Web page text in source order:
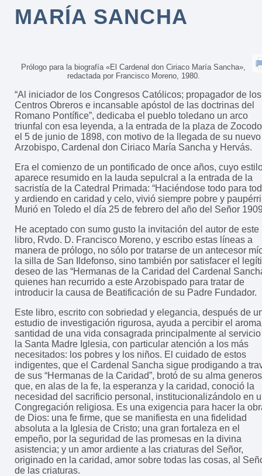
MARÍA SANCHA
Prólogo para la biografía «El Cardenal don Ciriaco María Sancha»,
redactada por Francisco Moreno, 1980.
“Al iniciador de los Congresos Católicos; propagador de los
Centros Obreros e incansable apóstol de las doctrinas del
Romano Pontífice”, dedicaba el pueblo toledano un arco
triunfal con esa leyenda, a la entrada de la plaza de
el 5 de junio de 1898, con motivo de la llegada de su nuevo
Arzobispo, Cardenal don Ciriaco María Sancha y Hervás.
Era el comienzo de un pontificado de once años, cuyo
aparece resumido en la lauda sepulcral a la entrada de la
sacristía de la Catedral Primada: “Haciéndose todo para
y ardiendo en caridad y celo, vivió siempre pobre y
Murió en Toledo el día 25 de febrero del año del Señor
He aceptado con sumo gusto la invitación del autor de este
libro, Rvdo. D. Francisco Moreno, y escribo estas líneas a
manera de prólogo, no sólo por tratarse de un antecesor
la silla de San Ildefonso, sino también por satisfacer el
deseo de las “Hermanas de la Caridad del Cardenal
quienes han recurrido a este Arzobispado para tratar de
introducir la causa de Beatificación de su Padre Fundador.
Este libro, escrito con sobriedad y elegancia, después de
estudio de investigación rigurosa, ayuda a percibir el
santidad de una vida consagrada principalmente al
la Santa Madre Iglesia, con particular atención a los más
necesitados: los pobres y los niños. El cuidado de estos
indigentes, que el Cardenal Sancha sigue prodigando a
de sus “Hermanas de la Caridad”, brotó de su alma
que, en alas de la fe, la esperanza y la caridad, conoció la
necesidad del sacrificio personal, institucionalizándolo en
Congregación religiosa. Es una exigencia para hacer la
de Dios: una fe firme, que se manifiesta en una fidelidad
absoluta a la Iglesia de Cristo; una gran fortaleza en el
empeño, por la seguridad de las promesas en la divina
asistencia; y un amor ardiente a las criaturas del Señor,
originado en la caridad, amor sobre todas las cosas, al
de las criaturas.